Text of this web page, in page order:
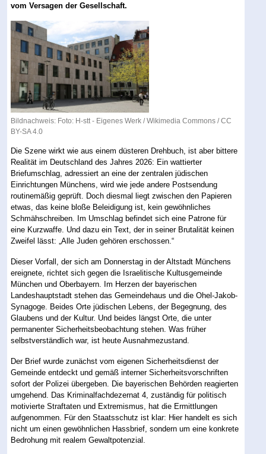
vom Versagen der Gesellschaft.
Bildnachweis: Foto: H-stt - Eigenes Werk /Wikimedia Commons /CC
BY-SA 4.0
Die Szene wirkt wie aus einem düsteren Drehbuch, ist aber bittere
Realität im Deutschland des Jahres 2026: Ein wattierter
Briefumschlag, adressiert an eine der zentralen jüdischen
Einrichtungen Münchens, wird wie jede andere Postsendung
routinemäßig geprüft. Doch diesmal liegt zwischen den Papieren
etwas, das keine bloße Beleidigung ist, kein gewöhnliches
Schmähschreiben. Im Umschlag befindet sich eine Patrone für
eine Kurzwaffe. Und dazu ein Text, der in seiner Brutalität keinen
Zweifel lässt: „Alle Juden gehören erschossen.“
Dieser Vorfall, der sich am Donnerstag in der Altstadt Münchens
ereignete, richtet sich gegen die Israelitische Kultusgemeinde
München und Oberbayern. Im Herzen der bayerischen
Landeshauptstadt stehen das Gemeindehaus und die Ohel-Jakob-
Synagoge. Beides Orte jüdischen Lebens, der Begegnung, des
Glaubens und der Kultur. Und beides längst Orte, die unter
permanenter Sicherheitsbeobachtung stehen. Was früher
selbstverständlich war, ist heute Ausnahmezustand.
Der Brief wurde zunächst vom eigenen Sicherheitsdienst der
Gemeinde entdeckt und gemäß interner Sicherheitsvorschriften
sofort der Polizei übergeben. Die bayerischen Behörden reagierten
umgehend. Das Kriminalfachdezernat 4, zuständig für politisch
motivierte Straftaten und Extremismus, hat die Ermittlungen
aufgenommen. Für den Staatsschutz ist klar: Hier handelt es sich
nicht um einen gewöhnlichen Hassbrief, sondern um eine konkrete
Bedrohung mit realem Gewaltpotenzial.